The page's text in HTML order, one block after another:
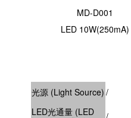
MD-D001
LED 10W(250mA)
光源 (Light Source) /
LED光通量 (LED